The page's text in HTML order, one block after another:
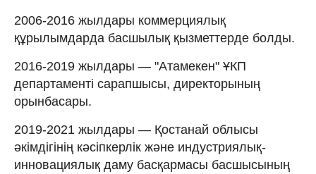
2006-2016 жылдары коммерциялық
құрылымдарда басшылық қызметтерде болды.
2016-2019 жылдары — "Атамекен" ҰКП
департаменті сарапшысы, директорының
орынбасары.
2019-2021 жылдары — Қостанай облысы
әкімдігінің кәсіпкерлік және индустриялық-
инновациялық даму басқармасы басшысының